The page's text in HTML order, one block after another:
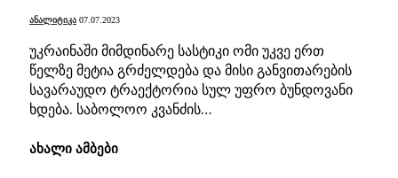
ᲐᲜᲐᲚᲘᲢᲘᲙᲐ 07.07.2023
უკრაინაში მიმდინარე სასტიკი ომი უკვე ერთ
წელზე მეტია გრძელდება და მისი განვითარების
სავარაუდო ტრაექტორია სულ უფრო ბუნდოვანი
ხდება. საბოლოო კვანძის…
ახალი ამბები